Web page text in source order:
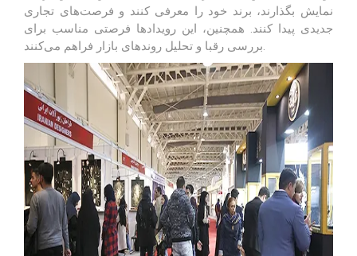
نمایش بگذارند، برند خود را معرفی کنند و فرصت‌های تجاری
جدیدی پیدا کنند. همچنین، این رویدادها فرصتی مناسب برای